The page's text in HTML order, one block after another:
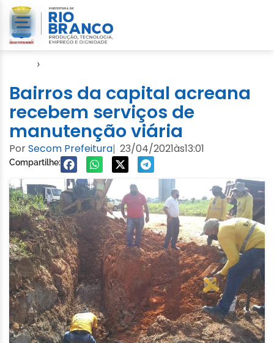
›
Bairros da capital acreana
recebem serviços de
manutenção viária
PorSecom Prefeitura| 23/04/2021às13:01
Compartilhe: